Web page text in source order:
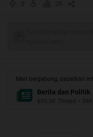
2K
Mari bergabung, dapatkan
Berita dan Politik
695.3K Thread • 59K